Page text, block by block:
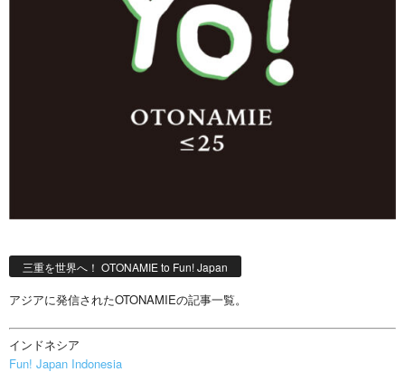
三重を世界へ！ OTONAMIE to Fun! Japan
アジアに発信されたOTONAMIEの記事一覧。
インドネシア
Fun! Japan Indonesia